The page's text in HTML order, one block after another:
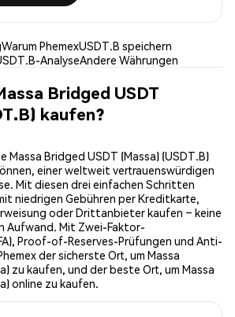
Warum PhemexUSDT.B speichern
AnalyseAndere Währungen
Bridged USDT
kaufen?
Massa Bridged USDT (Massa) (USDT.B)
einer weltweit vertrauenswürdigen
Mit diesen drei einfachen Schritten
niedrigen Gebühren per Kreditkarte,
oder Drittanbieter kaufen – keine
Aufwand. Mit Zwei-Faktor-
Proof-of-Reserves-Prüfungen und Anti-
der sicherste Ort, um Massa
zu kaufen, und der beste Ort, um Massa
online zu kaufen.